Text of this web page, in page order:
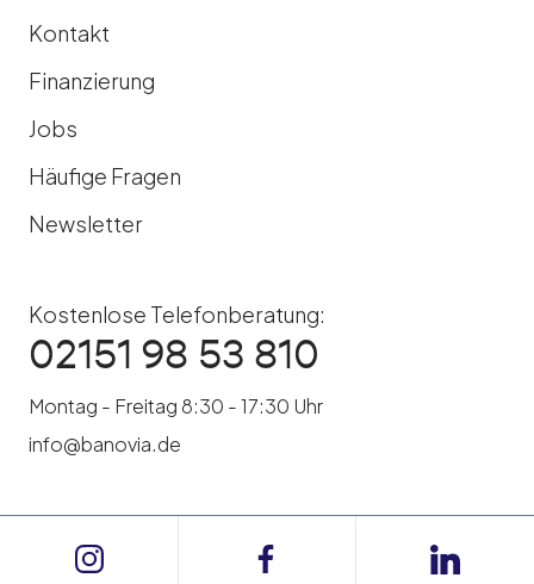
Kontakt
Finanzierung
Jobs
Häufige Fragen
Newsletter
Kostenlose Telefonberatung:
02151 98 53 810
Montag - Freitag 8:30 - 17:30 Uhr
info@banovia.de